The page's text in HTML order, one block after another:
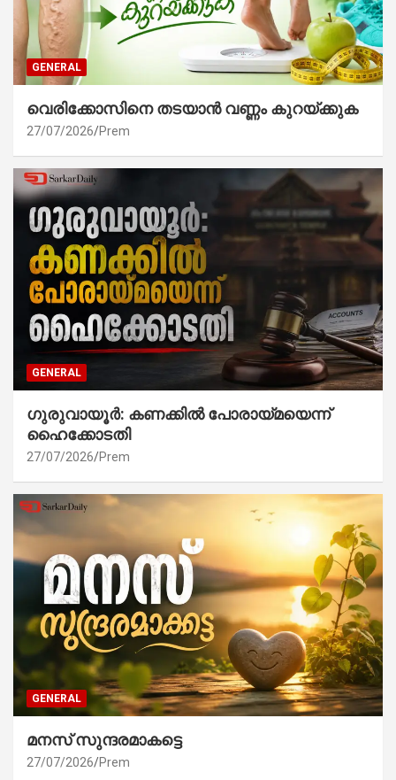
GENERAL
വെരിക്കോസിനെ തടയാൻ വണ്ണം കുറയ്ക്കുക
27/07/2026 Prem
GENERAL
ഗുരുവായൂർ: കണക്കിൽ പോരായ്മയെന്ന്
ഹൈക്കോടതി
27/07/2026 Prem
GENERAL
മനസ് സുന്ദരമാകട്ടെ
27/07/2026 Prem